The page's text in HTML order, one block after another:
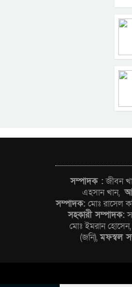
সম্পাদক :জীবন
এহসান খান,
সম্পাদক: মোঃ রাসেল
সহকারী সম্পাদক:
মোঃ ইমরান
(জনি),মফস্বল